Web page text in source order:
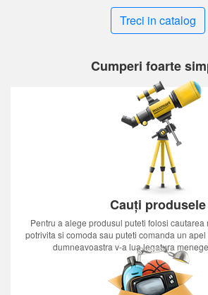
Treci in catalog
Cumperi foarte
Cauți produsele
Pentru a alege produsul puteti folosi cautarea
potrivita si comoda sau puteti comanda un apel
dumneavoastra v-a lua legatura